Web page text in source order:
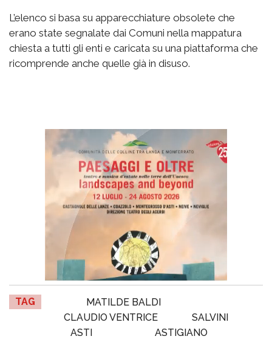
L’elenco si basa su apparecchiature obsolete che
erano state segnalate dai Comuni nella mappatura
chiesta a tutti gli enti e caricata su una piattaforma che
ricomprende anche quelle già in disuso.
TAG
MATILDE BALDI
CLAUDIO VENTRICE
SALVINI
ASTI
ASTIGIANO